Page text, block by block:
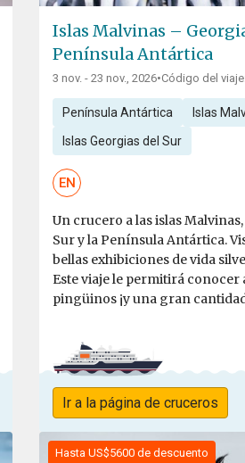
Islas Malvinas –
Península Antártica
3 nov. - 23 nov., 2026•Código del
Península Antártica Islas
Islas Georgias del Sur
EN
Un crucero a las islas
Sur y la Península Antártica.
bellas exhibiciones de vida
Este viaje le permitirá conocer
pingüinos ¡y una gran
Ir a la página de cruceros
Hasta US$5600 de descuento